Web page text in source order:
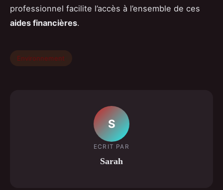
professionnel facilite l’accès à l’ensemble de ces
aides financières.
Environnement
S
ECRIT PAR
Sarah